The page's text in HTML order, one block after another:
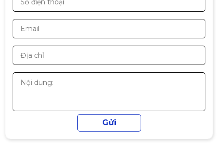
Hộp mực Cartridge 16A TJ/HL HP
LaserJet 5200, 5200L/Canon LBP
-14%
Mực hộp máy in laser HP 76A -
CF276A - Dùng cho máy in HP
M404N/ M404dn/ M404dw, MFP
M428fdw / M428fdn
380.000đ